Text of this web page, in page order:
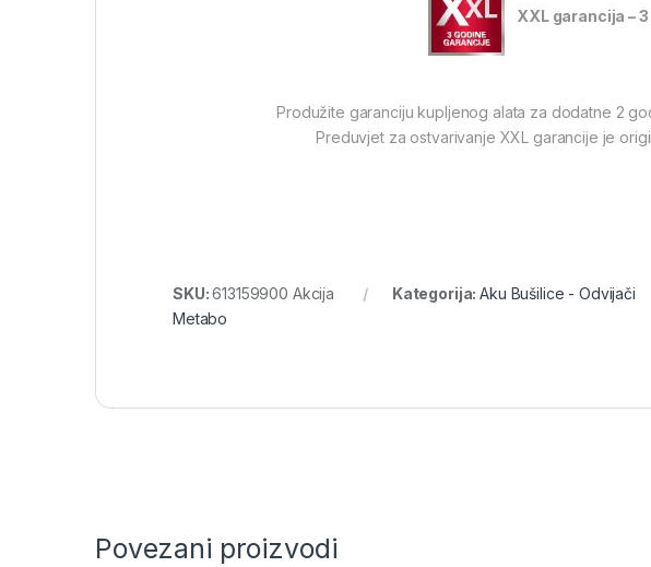
XXL garancija –
Produžite garanciju kupljenog alata za dodatne 2
Preduvjet za ostvarivanje XXL garancije je
SKU:613159900 Akcija Kategorija:Aku Bušilice - Odvijači
Metabo
Povezani proizvodi